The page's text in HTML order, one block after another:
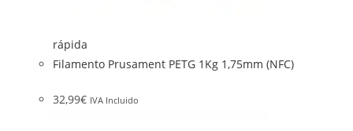
rápida
Filamento Prusament PETG 1Kg 1,75mm (NFC)
32,99€ IVA Incluido